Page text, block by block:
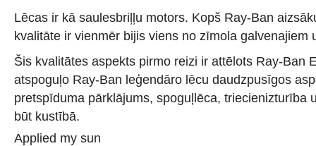
Lēcas ir kā saulesbriļļu motors. Kopš Ray-Ban
kvalitāte ir vienmēr bijis viens no zīmola galvenajiem
Šis kvalitātes aspekts pirmo reizi ir attēlots Ray-Ban
atspoguļo Ray-Ban leģendāro lēcu daudzpusīgos
pretspīduma pārklājums, spoguļlēca, triecienizturība
būt kustībā.
Applied my sun